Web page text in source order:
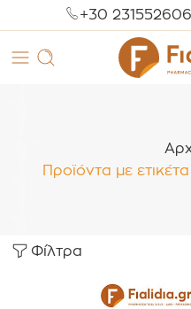
+30
Προϊόντα με
Φίλτρα